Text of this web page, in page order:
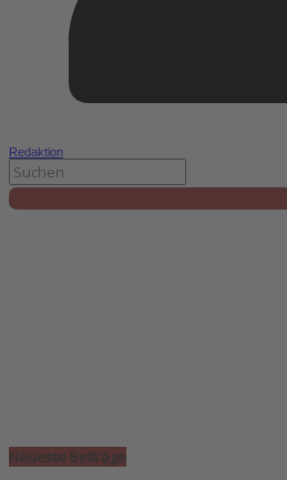
Redaktion
Neueste Beiträge